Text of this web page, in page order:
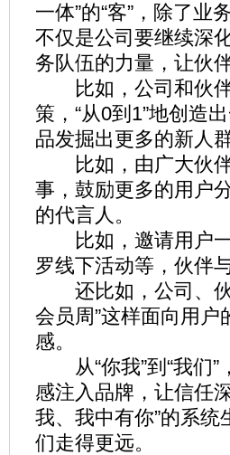
一体”的“客”，除了
不仅是公司要继续深
务队伍的力量，让
比如，公司和伙伴
策，“从0到1”地创造
品发掘出更多的新人
比如，由广大伙伴
事，鼓励更多的用户
的代言人。
比如，邀请用户一
罗线下活动等，伙伴
还比如，公司、伙
会员周”这样面向用
感。
从“你我”到“我们”
感注入品牌，让信任
我、我中有你”的系
们走得更远。